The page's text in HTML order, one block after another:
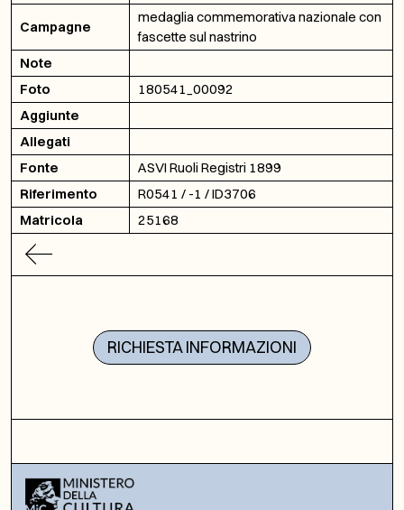
Campagne
medaglia commemorativa nazionale con
fascette sul nastrino
Note
Foto
180541_00092
Aggiunte
Allegati
Fonte
ASVI Ruoli Registri 1899
Riferimento
R0541 / -1 / ID3706
Matricola
25168
RICHIESTA INFORMAZIONI